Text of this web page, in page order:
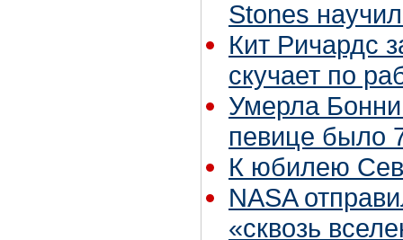
Stones
Кит Ричардс
скучает по
Умерла
певице было
К юбилею
NASA
«сквозь